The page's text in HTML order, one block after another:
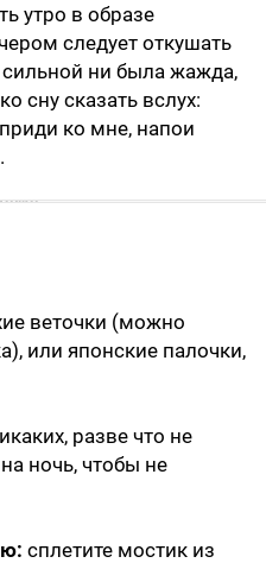
утро в образе
следует откушать
сильной ни была жажда,
сну сказать вслух:
ко мне, напои
веточки (можно
или японские палочки,
разве что не
ночь, чтобы не
сплетите мостик из